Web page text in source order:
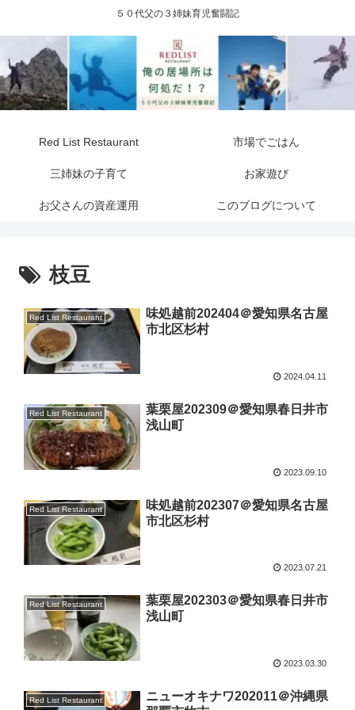
５０代父の３姉妹育児奮闘記
Red List Restaurant 市場でごはん
三姉妹の子育て お家遊び
お父さんの資産運用 このブログについて
枝豆
Red List Restaurant
味処越前202404＠愛知県名古屋
市北区杉村
2024.04.11
Red List Restaurant
葉栗屋202309＠愛知県春日井市
浅山町
2023.09.10
Red List Restaurant
味処越前202307＠愛知県名古屋
市北区杉村
2023.07.21
Red List Restaurant
葉栗屋202303＠愛知県春日井市
浅山町
2023.03.30
Red List Restaurant
ニューオキナワ202011＠沖縄県